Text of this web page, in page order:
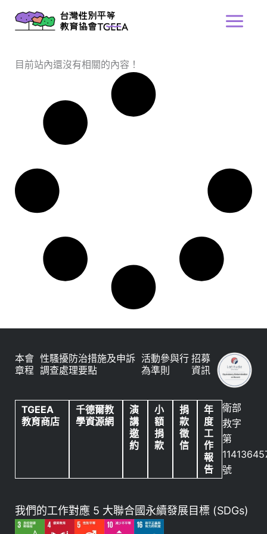
Main
目前站內還沒有相關的內容！
本會
章程
性騷擾防治措施及申訴
調查處理要點
活動參與行
為準則
招募
資訊
TGEEA
教育商店
千德爾教
學資源網
演
講
邀
約
小
額
捐
款
捐
款
徵
信
年
度
工
作
報
告
衛部
救字
第
號
我們的工作對應 5 大聯合國永續發展目標 (SDGs)